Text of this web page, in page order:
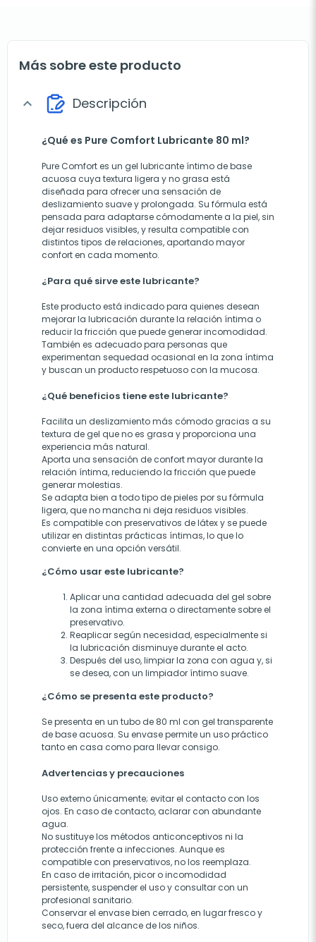
Más sobre este producto
expand_more Descripción
¿Qué es Pure Comfort Lubricante 80 ml?
Pure Comfort es un gel lubricante íntimo de base
acuosa cuya textura ligera y no grasa está
diseñada para ofrecer una sensación de
deslizamiento suave y prolongada. Su fórmula está
pensada para adaptarse cómodamente a la piel, sin
dejar residuos visibles, y resulta compatible con
distintos tipos de relaciones, aportando mayor
confort en cada momento.
¿Para qué sirve este lubricante?
Este producto está indicado para quienes desean
mejorar la lubricación durante la relación íntima o
reducir la fricción que puede generar incomodidad.
También es adecuado para personas que
experimentan sequedad ocasional en la zona íntima
y buscan un producto respetuoso con la mucosa.
¿Qué beneficios tiene este lubricante?
Facilita un deslizamiento más cómodo gracias a su
textura de gel que no es grasa y proporciona una
experiencia más natural.
Aporta una sensación de confort mayor durante la
relación íntima, reduciendo la fricción que puede
generar molestias.
Se adapta bien a todo tipo de pieles por su fórmula
ligera, que no mancha ni deja residuos visibles.
Es compatible con preservativos de látex y se puede
utilizar en distintas prácticas íntimas, lo que lo
convierte en una opción versátil.
¿Cómo usar este lubricante?
Aplicar una cantidad adecuada del gel sobre
la zona íntima externa o directamente sobre el
preservativo.
Reaplicar según necesidad, especialmente si
la lubricación disminuye durante el acto.
Después del uso, limpiar la zona con agua y, si
se desea, con un limpiador íntimo suave.
¿Cómo se presenta este producto?
Se presenta en un tubo de 80 ml con gel transparente
de base acuosa. Su envase permite un uso práctico
tanto en casa como para llevar consigo.
Advertencias y precauciones
Uso externo únicamente; evitar el contacto con los
ojos. En caso de contacto, aclarar con abundante
agua.
No sustituye los métodos anticonceptivos ni la
protección frente a infecciones. Aunque es
compatible con preservativos, no los reemplaza.
En caso de irritación, picor o incomodidad
persistente, suspender el uso y consultar con un
profesional sanitario.
Conservar el envase bien cerrado, en lugar fresco y
seco, fuera del alcance de los niños.